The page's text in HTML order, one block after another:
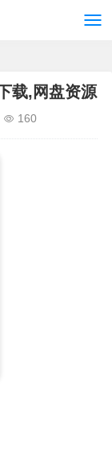
载,网盘资源
160